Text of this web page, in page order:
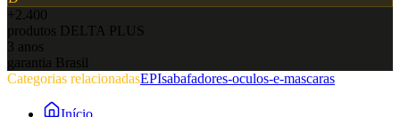
+2.400
produtos DELTA PLUS
3 anos
garantia Brasil
Categorias relacionadasEPIsabafadores-oculos-e-mascaras